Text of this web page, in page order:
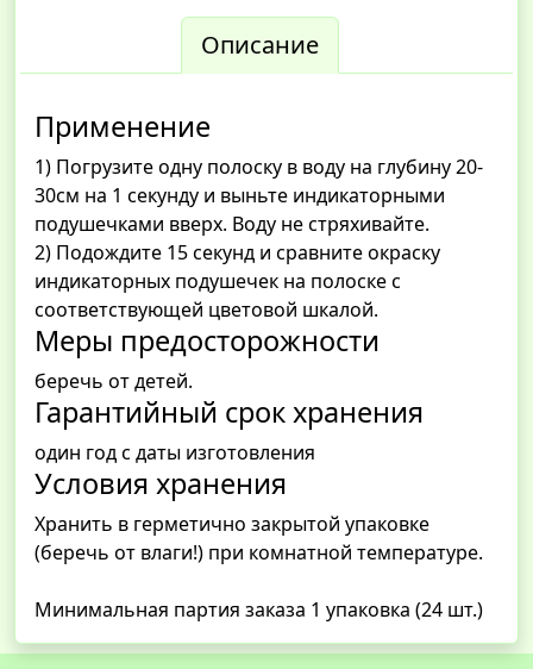
Описание
Применение
1) Погрузите одну полоску в воду на глубину 20-
30см на 1 секунду и выньте индикаторными
подушечками вверх. Воду не стряхивайте.
2) Подождите 15 секунд и сравните окраску
индикаторных подушечек на полоске с
соответствующей цветовой шкалой.
Меры предосторожности
беречь от детей.
Гарантийный срок хранения
один год с даты изготовления
Условия хранения
Хранить в герметично закрытой упаковке
(беречь от влаги!) при комнатной температуре.
Минимальная партия заказа 1 упаковка (24 шт.)